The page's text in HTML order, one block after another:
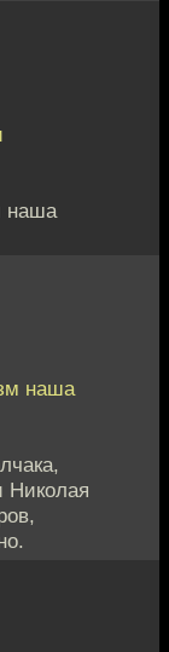
наша
наша
Николая